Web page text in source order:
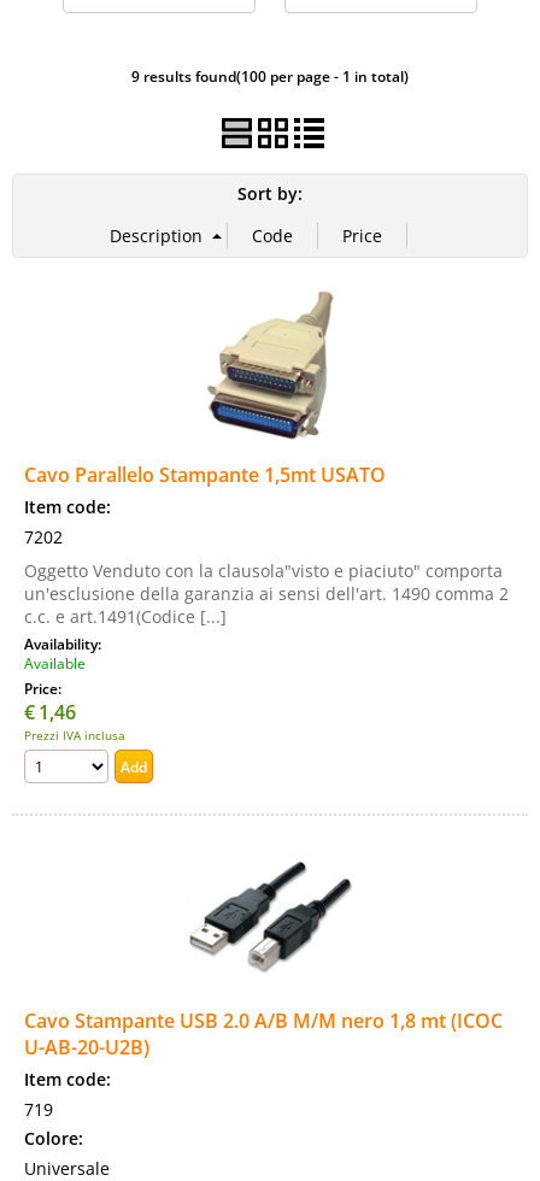
9 results found(100 per page - 1 in total)
Sort by:
Cavo Parallelo Stampante 1,5mt USATO
Item code:
7202
Oggetto Venduto con la clausola"visto e piaciuto" comporta
un'esclusione della garanzia ai sensi dell'art. 1490 comma 2
c.c. e art.1491(Codice [...]
Availability:
Available
Price:
€1,46
Prezzi IVA inclusa
Cavo Stampante USB 2.0 A/B M/M nero 1,8 mt (ICOC
U-AB-20-U2B)
Item code:
719
Colore:
Universale